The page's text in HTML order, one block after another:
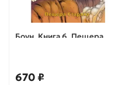
Боун. Книга 6. Пещера
670 ₽